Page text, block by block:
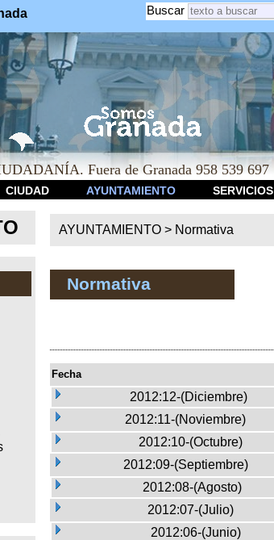
Buscar
Fuera de Granada 958 539 697
CIUDAD AYUNTAMIENTO SERVICIOS
AYUNTAMIENTO > Normativa
Normativa
Fecha
2012:12-(Diciembre)
2012:11-(Noviembre)
2012:10-(Octubre)
2012:09-(Septiembre)
2012:08-(Agosto)
2012:07-(Julio)
2012:06-(Junio)